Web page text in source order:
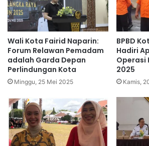
Wali Kota Fairid Naparin:
Forum Relawan Pemadam
adalah Garda Depan
Perlindungan Kota
Minggu, 25 Mei 2025
BPBD
Hadiri
Operasi
2025
Kamis,